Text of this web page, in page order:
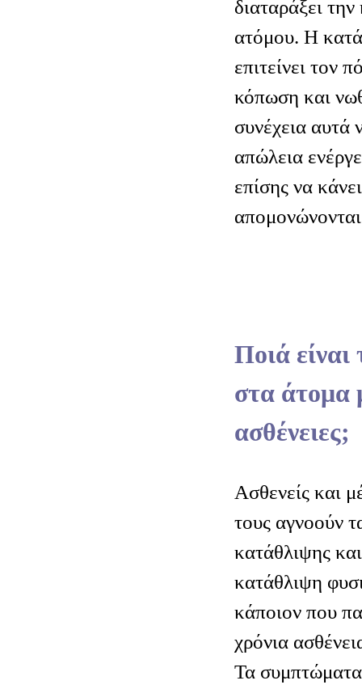
διαταράξει
ατόμου. Η
επιτείνει τον
κόπωση και
συνέχεια αυτά
απώλεια
επίσης να
Ποιά
στα άτομα
ασθένειες;
Ασθενείς και
τους αγνοούν
κατάθλιψης
κατάθλιψη
κάποιον που
χρόνια
Τα